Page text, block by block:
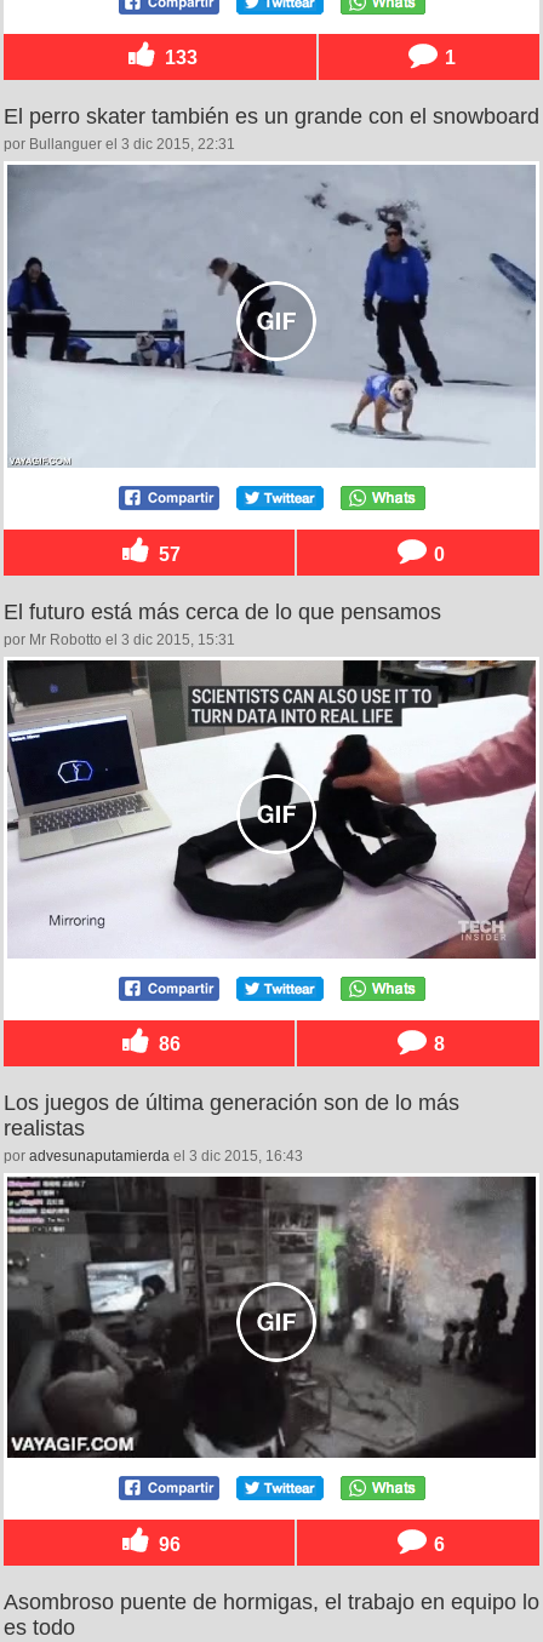
133 1
El perro skater también es un grande con el snowboard
por Bullanguer el 3 dic 2015, 22:31
57 0
El futuro está más cerca de lo que pensamos
por Mr Robotto el 3 dic 2015, 15:31
86 8
Los juegos de última generación son de lo más
realistas
por advesunaputamierda el 3 dic 2015, 16:43
96 6
Asombroso puente de hormigas, el trabajo en equipo lo
es todo